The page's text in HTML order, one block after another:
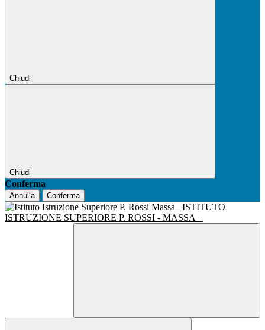
Chiudi
Chiudi
Conferma
Annulla Conferma
ISTITUTO
ISTRUZIONE SUPERIORE P. ROSSI - MASSA